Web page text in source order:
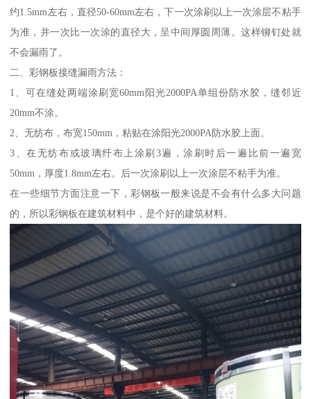
约1.5mm左右，直径50-60mm左右，下一次涂刷以上一次涂层不粘手
为准，并一次比一次涂的直径大，呈中间厚圆周薄。这样铆钉处就
不会漏雨了。
二、彩钢板接缝漏雨方法：
1、可在缝处两端涂刷宽60mm阳光2000PA单组份防水胶，缝邻近
20mm不涂。
2、无纺布，布宽150mm，粘贴在涂阳光2000PA防水胶上面。
3、在无纺布或玻璃纤布上涂刷3遍，涂刷时后一遍比前一遍宽
50mm，厚度1.8mm左右。后一次涂刷以上一次涂层不粘手为准。
在一些细节方面注意一下，彩钢板一般来说是不会有什么多大问题
的，所以彩钢板在建筑材料中，是个好的建筑材料。